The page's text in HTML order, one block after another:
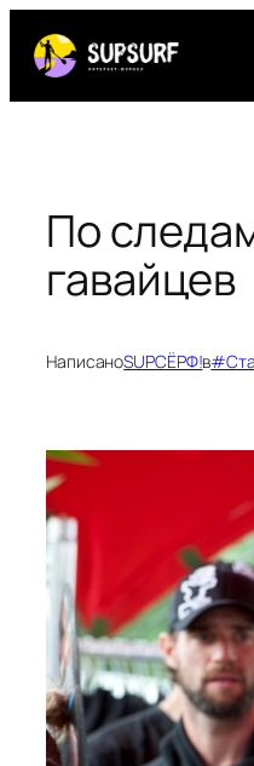
содержимому
По
гавайцев
НаписаноSUPСЁРФ!в